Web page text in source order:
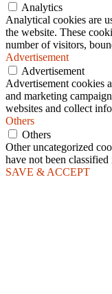
Analytics
Analytical cookies are
the website. These
number of visitors,
Advertisement
Advertisement
Advertisement cookies
and marketing
websites and collect
Others
Others
Other uncategorized
have not been
SAVE & ACCEPT